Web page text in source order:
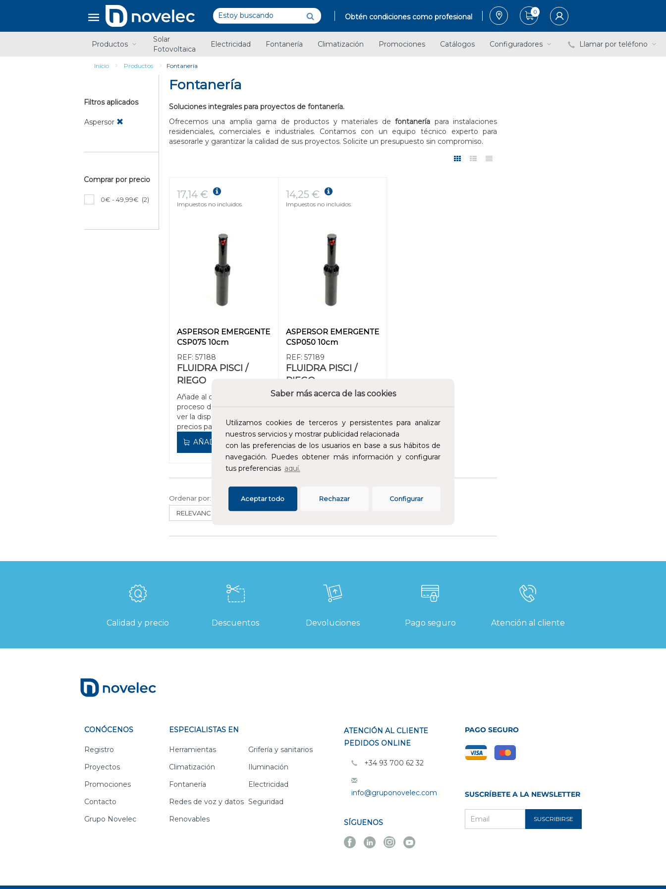
Saber más acerca de las cookies
Utilizamos cookies de terceros y persistentes para analizar
nuestros servicios y mostrar publicidad relacionada
con las preferencias de los usuarios en base a sus hábitos de
navegación. Puedes obtener más información y configurar
tus preferencias aquí.
Configurar
Rechazar
Aceptar todo
de
Obtén condiciones como profesional
0
Productos
Solar
Fotovoltaica
Electricidad Fontanería Climatización Promociones Catálogos Configuradores Llamar por teléfono
Inicio Productos Fontanería
Filtros aplicados
Aspersor
Comprar por precio
0€ - 49,99€ (2)
Fontanería
Soluciones integrales para proyectos de fontanería.
Ofrecemos una amplia gama de productos y materiales defontanería para instalaciones
residenciales, comerciales e industriales. Contamos con un equipo técnico experto para
asesorarle y garantizar la calidad de sus proyectos. Solicite un presupuesto sin compromiso.
ASPERSOR EMERGENTE
CSP075 10cm
REF: 57188
FLUIDRA PISCI /
RIEGO
Añade al carrito y sigue el
proceso de compra para
ver la disponibilidad y los
precios para profesionales.
17,14 €
Impuestos no incluidos.
AÑADIR AL CARRITO
ASPERSOR EMERGENTE
CSP050 10cm
REF: 57189
FLUIDRA PISCI /
RIEGO
Añade al carrito y sigue el
precios para profesionales.
14,25 €
Impuestos no incluidos.
AÑADIR AL CARRITO
Ordenar por:
Calidad y precio Descuentos Devoluciones Pago seguro Atención al cliente
CONÓCENOS
Registro
Proyectos
Promociones
Contacto
Grupo Novelec
ESPECIALISTAS EN
Herramientas
Grifería y sanitarios
Climatización
Iluminación
Fontanería
Electricidad
Redes de voz y datos Seguridad
Renovables
ATENCIÓN AL CLIENTE
PEDIDOS ONLINE
+34 93 700 62 32
info@gruponovelec.com
SÍGUENOS
Facebook
Linkedin
Instagram
Youtube
PAGO SEGURO
SUSCRÍBETE A LA NEWSLETTER
SUSCRIBIRSE